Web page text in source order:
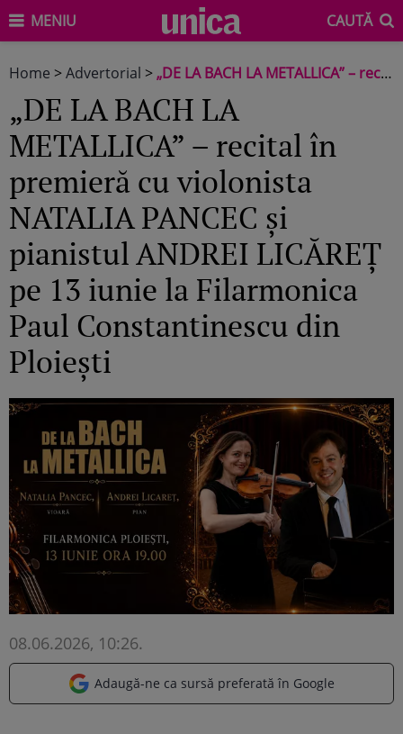
MENIU CAUTĂ
Home >Advertorial >„DE LA BACH LA METALLICA” – recital în premieră cu violonista NATALIA PANCEC şi pianistul ANDREI LICĂREŢ pe 13 iunie la Filarmonica Paul Constantinescu din Ploieşti
„DE LA BACH LA
METALLICA” – recital în
premieră cu violonista
NATALIA PANCEC şi
pianistul ANDREI LICĂREŢ
pe 13 iunie la Filarmonica
Paul Constantinescu din
Ploieşti
08.06.2026, 10:26.
Adaugă-ne ca sursă preferată în Google